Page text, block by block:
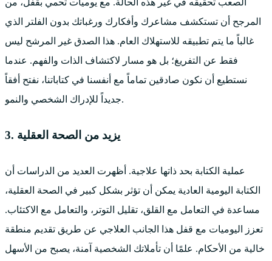
الصعب تحقيقه في غير هذه الحالة. مع يوميات تحمي بقفل، من
المرجح أن تستكشف مشاعرك وأفكارك ورغباتك بدون الفلتر الذي
غالباً ما يتم تطبيقه للاستهلاك العام. هذا الصدق غير المرشح ليس
فقط عن التفريغ؛ بل هو مسار لاكتشاف الذات والفهم. عندما
نستطيع أن نكون صادقين تماماً مع أنفسنا في كتاباتنا، نفتح أفقاً
جديداً للإدراك الشخصي والنمو.
3. يزيد من الصحة العقلية
عملية الكتابة بحد ذاتها علاجية. أظهرت العديد من الدراسات أن
الكتابة اليومية العادية يمكن أن تؤثر بشكل كبير في الصحة العقلية،
مساعدة في التعامل مع القلق، تقليل التوتر، والتعامل مع الاكتئاب.
تعزز اليوميات مع قفل هذا الجانب العلاجي عن طريق تقديم منطقة
خالية من الأحكام. علمًا أن تأملاتك الشخصية آمنة، يصبح من الأسهل